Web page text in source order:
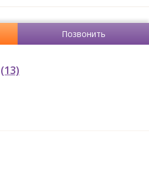
Позвонить
(13)